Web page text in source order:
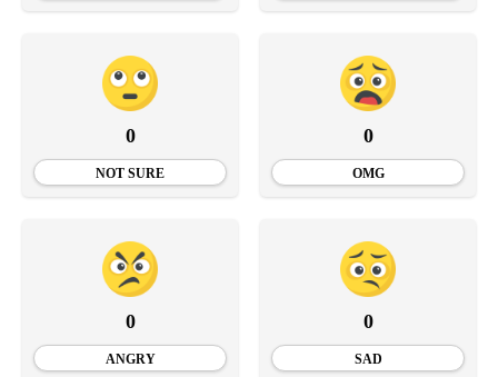
0
NOT SURE
0
OMG
0
ANGRY
0
SAD